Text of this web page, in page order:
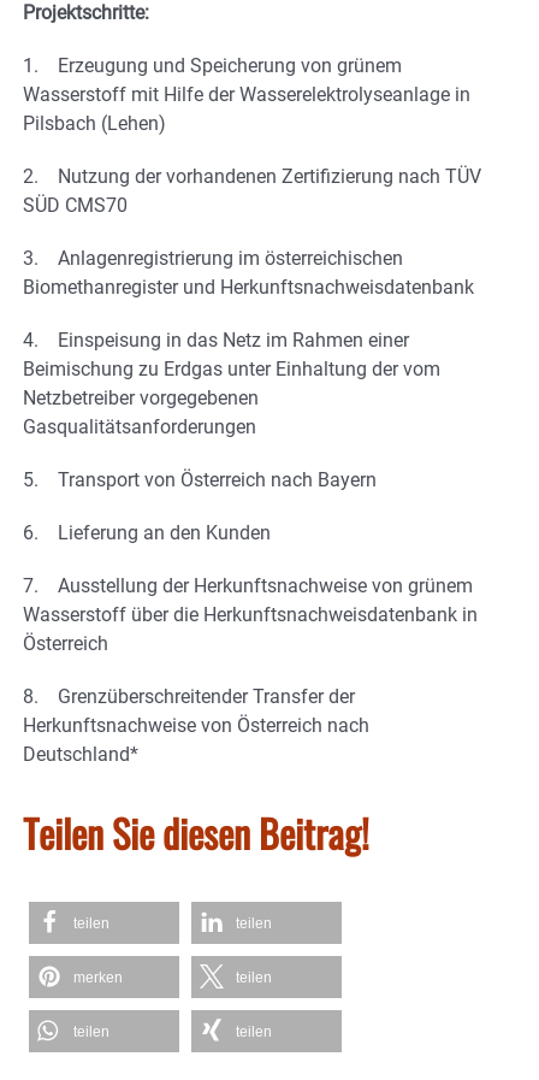
Projektschritte:
1. Erzeugung und Speicherung von grünem
Wasserstoff mit Hilfe der Wasserelektrolyseanlage in
Pilsbach (Lehen)
2. Nutzung der vorhandenen Zertifizierung nach TÜV
SÜD CMS70
3. Anlagenregistrierung im österreichischen
Biomethanregister und Herkunftsnachweisdatenbank
4. Einspeisung in das Netz im Rahmen einer
Beimischung zu Erdgas unter Einhaltung der vom
Netzbetreiber vorgegebenen
Gasqualitätsanforderungen
5. Transport von Österreich nach Bayern
6. Lieferung an den Kunden
7. Ausstellung der Herkunftsnachweise von grünem
Wasserstoff über die Herkunftsnachweisdatenbank in
Österreich
8. Grenzüberschreitender Transfer der
Herkunftsnachweise von Österreich nach
Deutschland*
Teilen Sie diesen Beitrag!
teilen teilen
merken teilen
teilen teilen